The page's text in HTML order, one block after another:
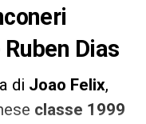
Dias
di Joao Felix,
classe 1999